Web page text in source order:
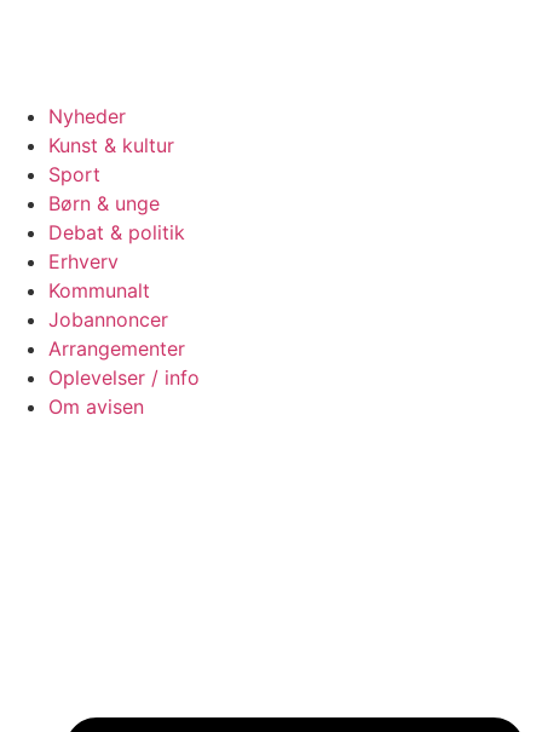
Nyheder
Kunst & kultur
Sport
Børn & unge
Debat & politik
Erhverv
Kommunalt
Jobannoncer
Arrangementer
Oplevelser / info
Om avisen